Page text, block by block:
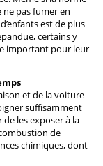
ne pas fumer en
est de plus
certains y
important pour leur
et de la voiture
suffisamment
les exposer à la
de
chimiques, dont